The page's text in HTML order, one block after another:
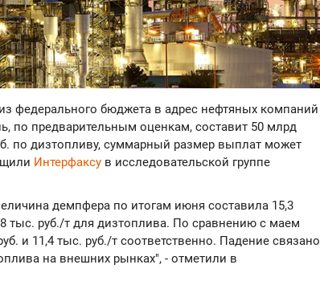
федерального бюджета в адрес нефтяных компаний
по предварительным оценкам, составит 50 млрд
по дизтопливу, суммарный размер выплат может
Интерфаксу в исследовательской группе
демпфера по итогам июня составила 15,3
тыс. руб./т для дизтоплива. По сравнению с маем
и 11,4 тыс. руб./т соответственно. Падение связано
на внешних рынках", - отметили в